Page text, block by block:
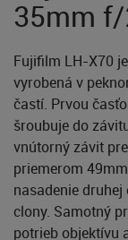
35mm f/
Fujifilm LH-X70
vyrobená v
častí. Prvou
šroubuje do
vnútorný závit
priemerom
nasadenie
clony. Samotný
potrieb objektívu